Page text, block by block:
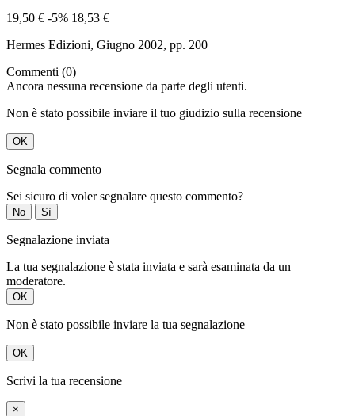
19,50 € -5% 18,53 €
Hermes Edizioni, Giugno 2002, pp. 200
Commenti (0)
Ancora nessuna recensione da parte degli utenti.
Non è stato possibile inviare il tuo giudizio sulla recensione
OK
Segnala commento
Sei sicuro di voler segnalare questo commento?
No Sì
Segnalazione inviata
La tua segnalazione è stata inviata e sarà esaminata da un
moderatore.
OK
Non è stato possibile inviare la tua segnalazione
OK
Scrivi la tua recensione
×